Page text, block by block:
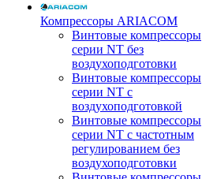
Компрессоры ARIACOM
Винтовые компрессоры
серии NT без
воздухоподготовки
Винтовые компрессоры
серии NT c
воздухоподготовкой
Винтовые компрессоры
серии NT с частотным
регулированием без
воздухоподготовки